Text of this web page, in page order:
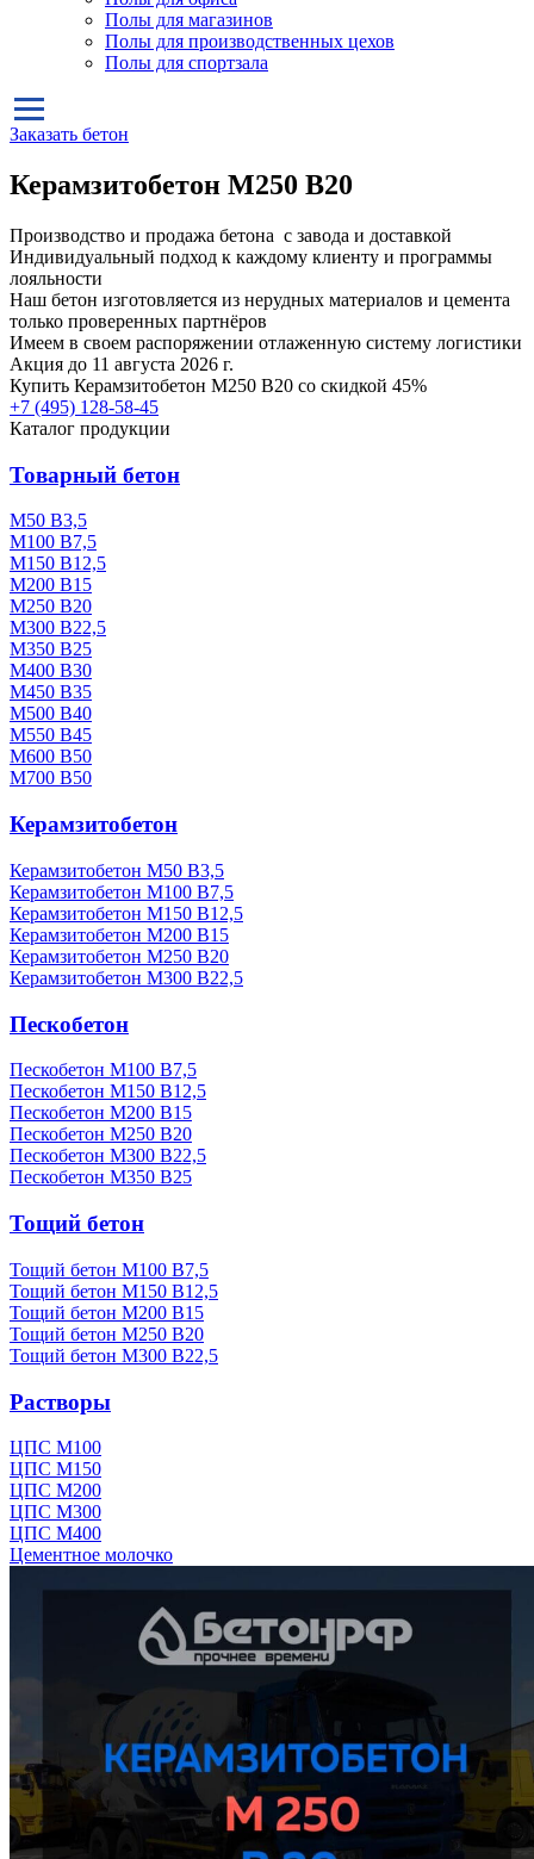
Полы для магазинов
Полы для производственных цехов
Полы для спортзала
Заказать бетон
Керамзитобетон М250 В20
Производство и продажа бетона с завода и доставкой
Индивидуальный подход к каждому клиенту и программы
лояльности
Наш бетон изготовляется из нерудных материалов и цемента
только проверенных партнёров
Имеем в своем распоряжении отлаженную систему логистики
Акция до 11 августа 2026 г.
Купить Керамзитобетон М250 В20 со скидкой 45%
+7 (495) 128-58-45
Каталог продукции
Товарный бетон
М50 В3,5
М100 В7,5
М150 В12,5
М200 В15
М250 В20
М300 В22,5
М350 В25
М400 В30
М450 В35
М500 В40
М550 В45
М600 В50
М700 В50
Керамзитобетон
Керамзитобетон М50 В3,5
Керамзитобетон М100 В7,5
Керамзитобетон М150 В12,5
Керамзитобетон М200 В15
Керамзитобетон М250 В20
Керамзитобетон М300 В22,5
Пескобетон
Пескобетон М100 В7,5
Пескобетон М150 В12,5
Пескобетон М200 В15
Пескобетон М250 В20
Пескобетон М300 В22,5
Пескобетон М350 В25
Тощий бетон
Тощий бетон М100 В7,5
Тощий бетон М150 В12,5
Тощий бетон М200 В15
Тощий бетон М250 В20
Тощий бетон М300 В22,5
Растворы
ЦПС М100
ЦПС М150
ЦПС М200
ЦПС М300
ЦПС М400
Цементное молочко